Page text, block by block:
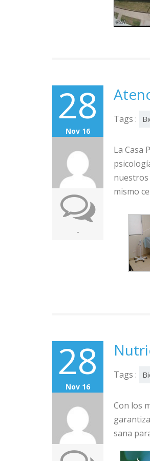
28
Nov 16
-
Tags :
La Casa
nuestros
mismo
28
Nov 16
Tags :
Con los
sana